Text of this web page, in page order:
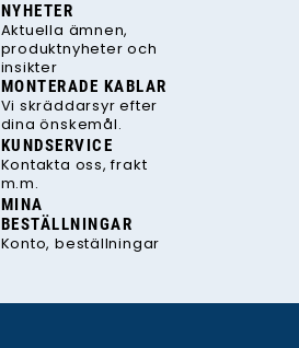
NYHETER
Aktuella ämnen,
produktnyheter och
insikter
MONTERADE KABLAR
Vi skräddarsyr efter
dina önskemål.
KUNDSERVICE
Kontakta oss, frakt
m.m.
MINA
BESTÄLLNINGAR
Konto, beställningar